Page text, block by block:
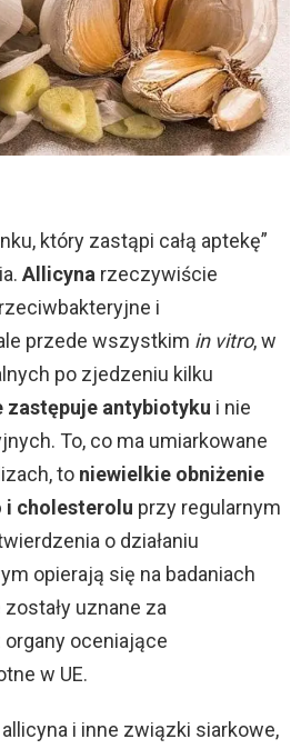
który zastąpi całą aptekę”
Allicyna rzeczywiście
i
przede wszystkim in vitro, w
po zjedzeniu kilku
zastępuje antybiotyku i nie
To, co ma umiarkowane
to niewielkie obniżenie
i cholesterolu przy regularnym
o działaniu
opierają się na badaniach
uznane za
oceniające
w UE.
allicyna i inne związki siarkowe,